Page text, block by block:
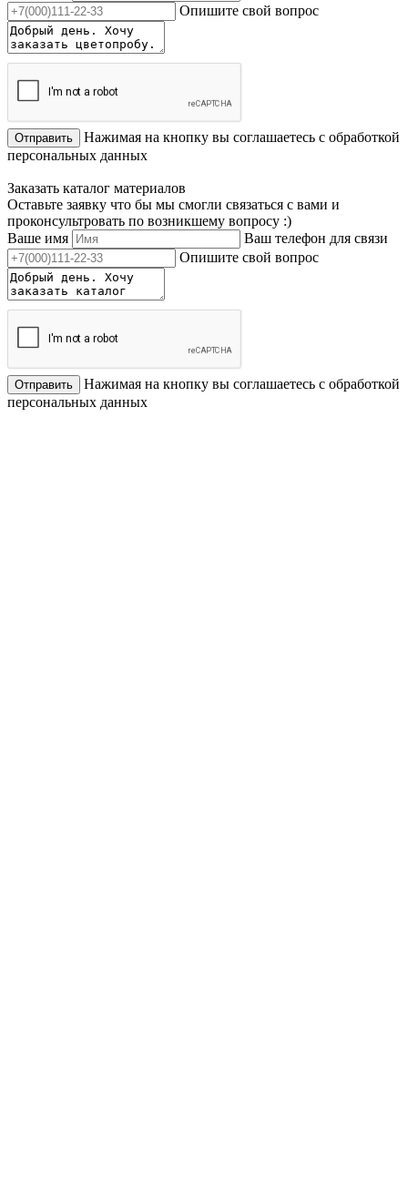
Опишите свой вопрос
Отправить
Нажимая на кнопку вы соглашаетесь с обработкой
персональных данных
Заказать каталог материалов
Оставьте заявку что бы мы смогли связаться с вами и
проконсультровать по возникшему вопросу :)
Ваше имя
Ваш телефон для связи
Опишите свой вопрос
Отправить
Нажимая на кнопку вы соглашаетесь с обработкой
персональных данных